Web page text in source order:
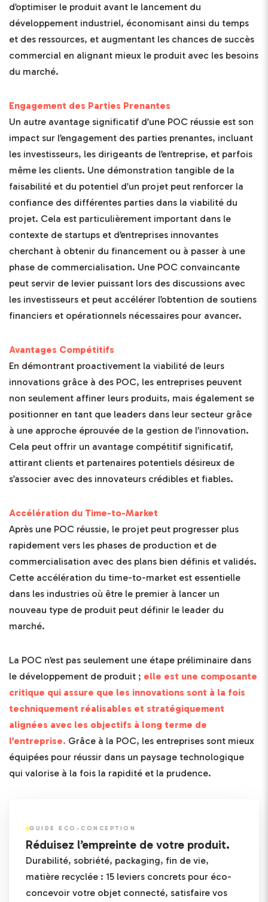
d’optimiser le produit avant le lancement du
développement industriel, économisant ainsi du temps
et des ressources, et augmentant les chances de succès
commercial en alignant mieux le produit avec les besoins
du marché.
Engagement des Parties Prenantes
Un autre avantage significatif d’une POC réussie est son
impact sur l’engagement des parties prenantes, incluant
les investisseurs, les dirigeants de l’entreprise, et parfois
même les clients. Une démonstration tangible de la
faisabilité et du potentiel d’un projet peut renforcer la
confiance des différentes parties dans la viabilité du
projet. Cela est particulièrement important dans le
contexte de startups et d’entreprises innovantes
cherchant à obtenir du financement ou à passer à une
phase de commercialisation. Une POC convaincante
peut servir de levier puissant lors des discussions avec
les investisseurs et peut accélérer l’obtention de soutiens
financiers et opérationnels nécessaires pour avancer.
Avantages Compétitifs
En démontrant proactivement la viabilité de leurs
innovations grâce à des POC, les entreprises peuvent
non seulement affiner leurs produits, mais également se
positionner en tant que leaders dans leur secteur grâce
à une approche éprouvée de la gestion de l’innovation.
Cela peut offrir un avantage compétitif significatif,
attirant clients et partenaires potentiels désireux de
s’associer avec des innovateurs crédibles et fiables.
Accélération du Time-to-Market
Après une POC réussie, le projet peut progresser plus
rapidement vers les phases de production et de
commercialisation avec des plans bien définis et validés.
Cette accélération du time-to-market est essentielle
dans les industries où être le premier à lancer un
nouveau type de produit peut définir le leader du
marché.
La POC n’est pas seulement une étape préliminaire dans
le développement de produit ; elle est une composante
critique qui assure que les innovations sont à la fois
techniquement réalisables et stratégiquement
alignées avec les objectifs à long terme de
l’entreprise. Grâce à la POC, les entreprises sont mieux
équipées pour réussir dans un paysage technologique
qui valorise à la fois la rapidité et la prudence.
GUIDE ECO-CONCEPTION
Réduisez l’empreinte de votre produit.
Durabilité, sobriété, packaging, fin de vie,
matière recyclée : 15 leviers concrets pour éco-
concevoir votre objet connecté, satisfaire vos